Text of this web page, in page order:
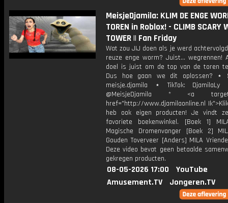
MeisjeDjamila: KLIM DE ENGE
TOREN in Roblox! - CLIMB SCARY
TOWER || Fan Friday
Wat zou JIJ doen als je werd
reuze enge worm? Juist... wegrennen!
doel is juist om de top van de toren
Dus hoe gaan we dit oplossen? ⋆
meisje.djamila ⋆ TikTok:
@MeisjeDjamila * <a
href="http://www.djamilaonline.nl
heb ook eigen producten! Je vindt
favoriete boekenwinkel. [Boek 1]
Magische Dromenvanger [Boek 2]
Gouden Toverveer [Anders] MILA
Deze video bevat geen betaalde
gekregen producten.
08-05-2026 17:00
YouTube
Amusement.TV
Jongeren.TV